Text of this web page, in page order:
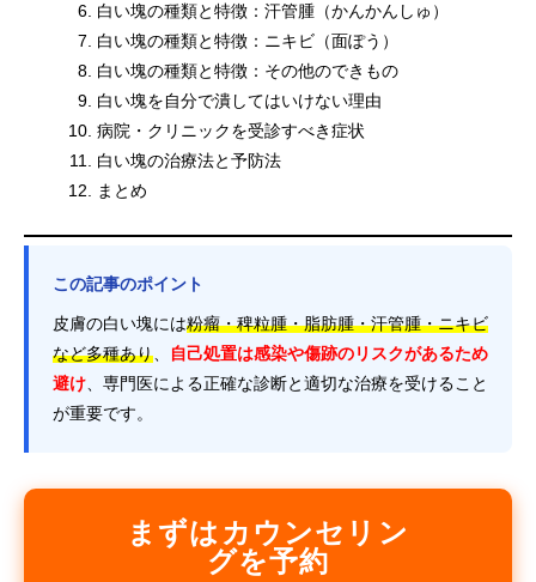
白い塊の種類と特徴：汗管腫（かんかんしゅ）
白い塊の種類と特徴：ニキビ（面ぽう）
白い塊の種類と特徴：その他のできもの
白い塊を自分で潰してはいけない理由
病院・クリニックを受診すべき症状
白い塊の治療法と予防法
まとめ
この記事のポイント
皮膚の白い塊には粉瘤・稗粒腫・脂肪腫・汗管腫・ニキビ
など多種あり
自己処置は感染や傷跡のリスクがあるため
避け 、専門医による正確な診断と適切な治療を受けること
が重要です。
まずはカウンセリン
グを予約